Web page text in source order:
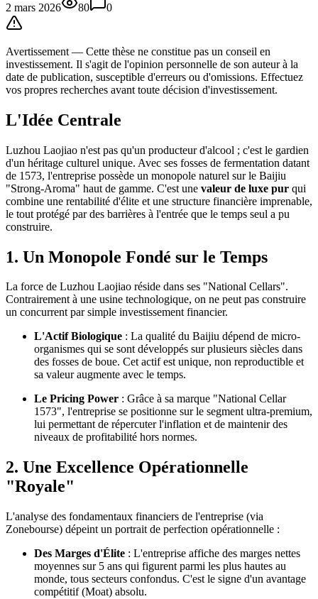
2 mars 2026
80 0
Avertissement — Cette thèse ne constitue pas un conseil en
investissement. Il s'agit de l'opinion personnelle de son auteur à la
date de publication, susceptible d'erreurs ou d'omissions. Effectuez
vos propres recherches avant toute décision d'investissement.
L'Idée Centrale
Luzhou Laojiao n'est pas qu'un producteur d'alcool ; c'est le gardien
d'un héritage culturel unique. Avec ses fosses de fermentation datant
de 1573, l'entreprise possède un monopole naturel sur le Baijiu
"Strong-Aroma" haut de gamme. C'est une valeur de luxe pur qui
combine une rentabilité d'élite et une structure financière imprenable,
le tout protégé par des barrières à l'entrée que le temps seul a pu
construire.
1. Un Monopole Fondé sur le Temps
La force de Luzhou Laojiao réside dans ses "National Cellars".
Contrairement à une usine technologique, on ne peut pas construire
un concurrent par simple investissement financier.
L'Actif Biologique : La qualité du Baijiu dépend de micro-
organismes qui se sont développés sur plusieurs siècles dans
des fosses de boue. Cet actif est unique, non reproductible et
sa valeur augmente avec le temps.
Le Pricing Power : Grâce à sa marque "National Cellar
1573", l'entreprise se positionne sur le segment ultra-premium,
lui permettant de répercuter l'inflation et de maintenir des
niveaux de profitabilité hors normes.
2. Une Excellence Opérationnelle
"Royale"
L'analyse des fondamentaux financiers de l'entreprise (via
Zonebourse) dépeint un portrait de perfection opérationnelle :
Des Marges d'Élite : L'entreprise affiche des marges nettes
moyennes sur 5 ans qui figurent parmi les plus hautes au
monde, tous secteurs confondus. C'est le signe d'un avantage
compétitif (Moat) absolu.